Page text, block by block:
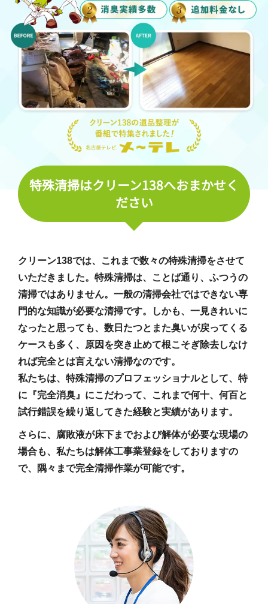
特殊清掃はクリーン138へおまかせく
ださい
クリーン138では、これまで数々の特殊清掃をさせて
いただきました。特殊清掃は、ことば通り、ふつうの
清掃ではありません。一般の清掃会社ではできない専
門的な知識が必要な清掃です。しかも、一見きれいに
なったと思っても、数日たつとまた臭いが戻ってくる
ケースも多く、原因を突き止めて根こそぎ除去しなけ
れば完全とは言えない清掃なのです。
私たちは、特殊清掃のプロフェッショナルとして、特
に『完全消臭』にこだわって、これまで何十、何百と
試行錯誤を繰り返してきた経験と実績があります。
さらに、腐敗液が床下までおよび解体が必要な現場の
場合も、私たちは解体工事業登録をしておりますの
で、隅々まで完全清掃作業が可能です。